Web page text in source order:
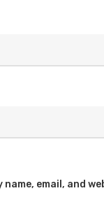
name, email, and